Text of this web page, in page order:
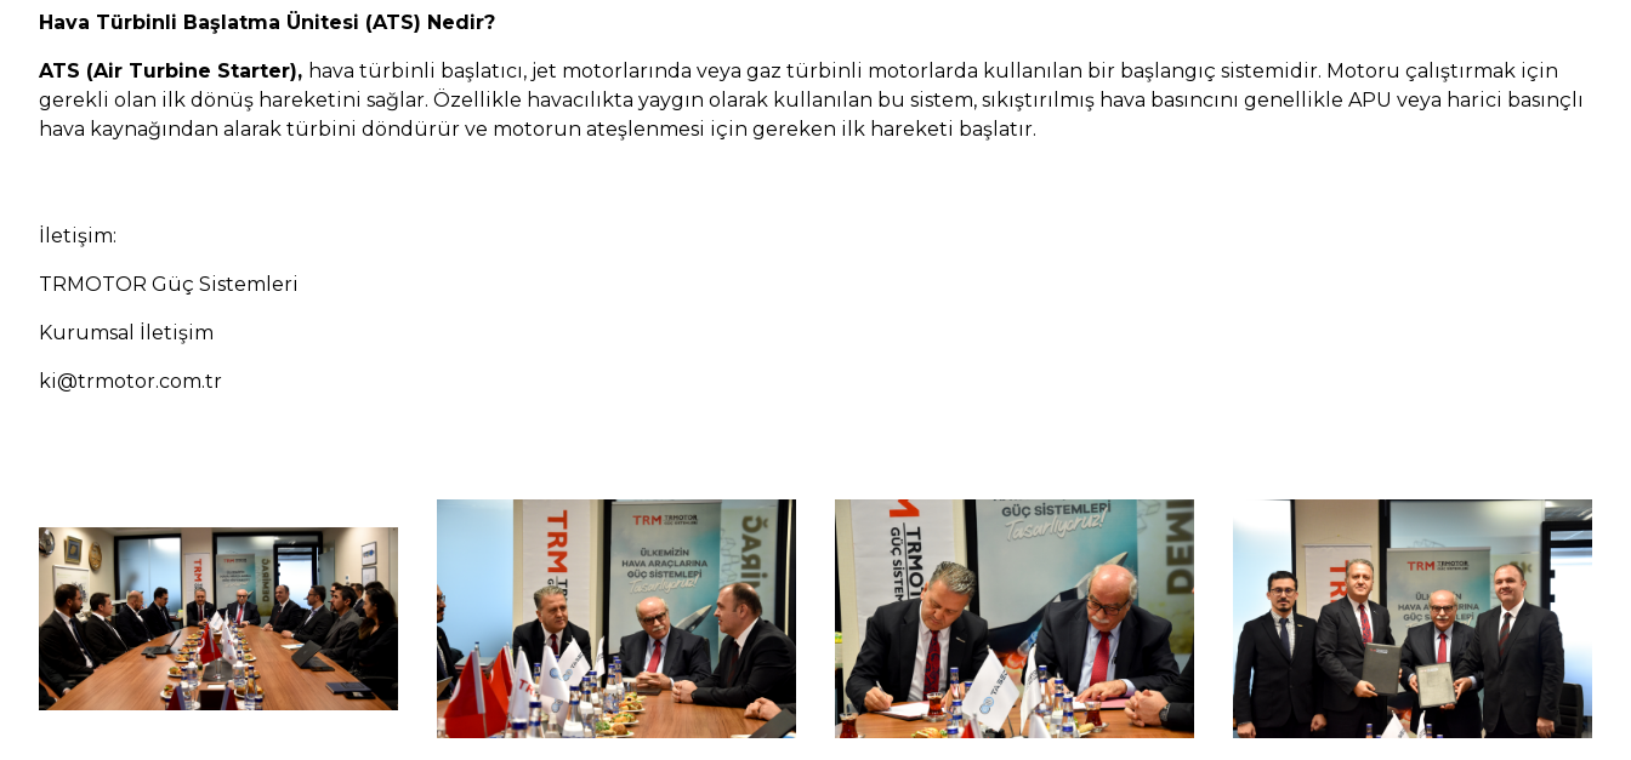
Hava Türbinli Başlatma Ünitesi (ATS) Nedir?
ATS (Air Turbine Starter), hava türbinli başlatıcı, jet motorlarında veya gaz türbinli motorlarda kullanılan bir başlangıç sistemidir. Motoru çalıştırmak için
gerekli olan ilk dönüş hareketini sağlar. Özellikle havacılıkta yaygın olarak kullanılan bu sistem, sıkıştırılmış hava basıncını genellikle APU veya harici basınçlı
hava kaynağından alarak türbini döndürür ve motorun ateşlenmesi için gereken ilk hareketi başlatır.
İletişim:
TRMOTOR Güç Sistemleri
Kurumsal İletişim
ki@trmotor.com.tr